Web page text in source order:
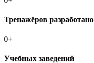
Тренажёров разработано
0+
Учебных заведений